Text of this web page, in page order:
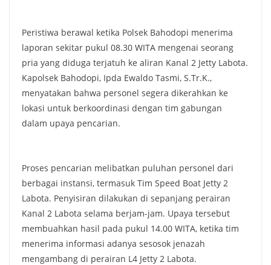
Peristiwa berawal ketika Polsek Bahodopi menerima
laporan sekitar pukul 08.30 WITA mengenai seorang
pria yang diduga terjatuh ke aliran Kanal 2 Jetty Labota.
Kapolsek Bahodopi, Ipda Ewaldo Tasmi, S.Tr.K.,
menyatakan bahwa personel segera dikerahkan ke
lokasi untuk berkoordinasi dengan tim gabungan
dalam upaya pencarian.
Proses pencarian melibatkan puluhan personel dari
berbagai instansi, termasuk Tim Speed Boat Jetty 2
Labota. Penyisiran dilakukan di sepanjang perairan
Kanal 2 Labota selama berjam-jam. Upaya tersebut
membuahkan hasil pada pukul 14.00 WITA, ketika tim
menerima informasi adanya sesosok jenazah
mengambang di perairan L4 Jetty 2 Labota.